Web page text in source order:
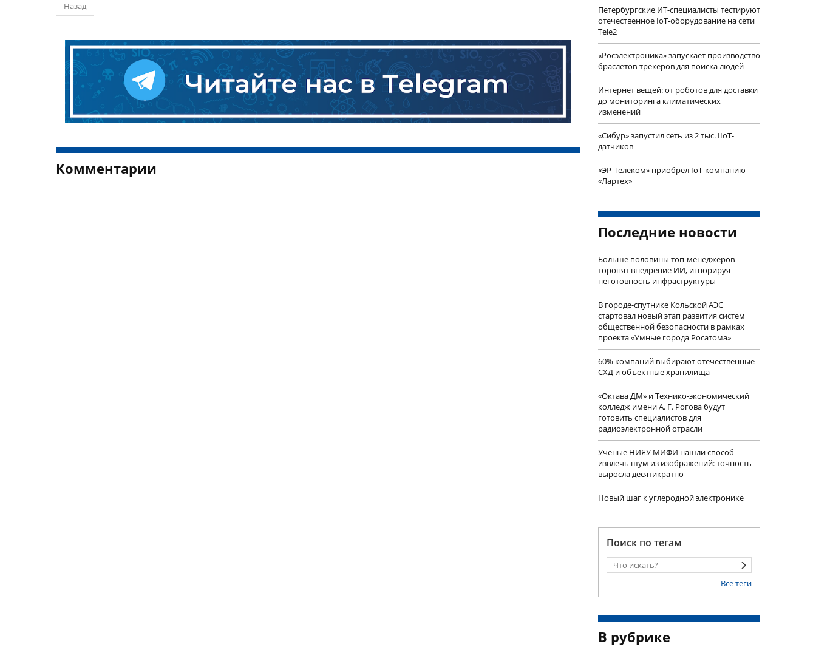
Назад
Комментарии
Петербургские ИТ-специалисты тестируют
отечественное IoT-оборудование на сети
Tele2
«Росэлектроника» запускает производство
браслетов-трекеров для поиска людей
Интернет вещей: от роботов для доставки
до мониторинга климатических
изменений
«Сибур» запустил сеть из 2 тыс. IIoT-
датчиков
«ЭР-Телеком» приобрел IoT-компанию
«Лартех»
Последние новости
Больше половины топ-менеджеров
торопят внедрение ИИ, игнорируя
неготовность инфраструктуры
В городе-спутнике Кольской АЭС
стартовал новый этап развития систем
общественной безопасности в рамках
проекта «Умные города Росатома»
60% компаний выбирают отечественные
СХД и объектные хранилища
«Октава ДМ» и Технико-экономический
колледж имени А. Г. Рогова будут
готовить специалистов для
радиоэлектронной отрасли
Учëные НИЯУ МИФИ нашли способ
извлечь шум из изображений: точность
выросла десятикратно
Новый шаг к углеродной электронике
Поиск по тегам
Все теги
В рубрике